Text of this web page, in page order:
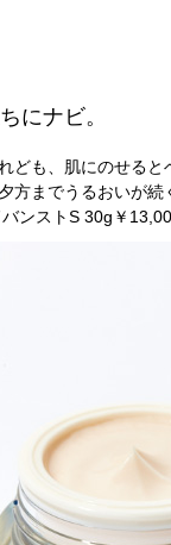
にナビ。
ども、肌にのせる
までうるおいが
ンストS 30g￥